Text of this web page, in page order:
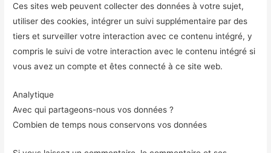
Ces sites web peuvent collecter des données à votre sujet,
utiliser des cookies, intégrer un suivi supplémentaire par des
tiers et surveiller votre interaction avec ce contenu intégré, y
compris le suivi de votre interaction avec le contenu intégré si
vous avez un compte et êtes connecté à ce site web.
Analytique
Avec qui partageons-nous vos données ?
Combien de temps nous conservons vos données